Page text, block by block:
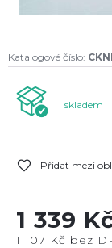
Katalogové číslo:
skladem
Přidat mezi
1 339
1 107 Kč bez